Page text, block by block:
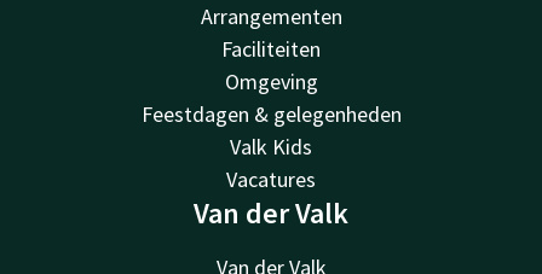
Arrangementen
Faciliteiten
Omgeving
Feestdagen & gelegenheden
Valk Kids
Vacatures
Van der Valk
Van der Valk